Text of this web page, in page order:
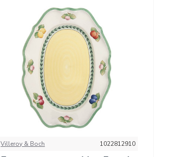
Villeroy & Boch 1022812910